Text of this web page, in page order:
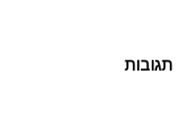
תגובות